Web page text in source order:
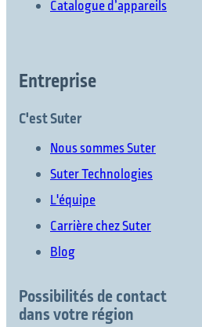
Catalogue d’appareils
Entreprise
C'est Suter
Nous sommes Suter
Suter Technologies
L'équipe
Carrière chez Suter
Blog
Possibilités de contact
dans votre région